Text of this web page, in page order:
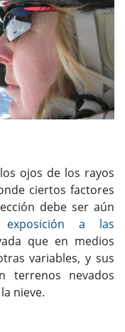
ojos de los rayos
ciertos factores
debe ser aún
exposición a las
que en medios
variables, y sus
terrenos nevados
nieve.